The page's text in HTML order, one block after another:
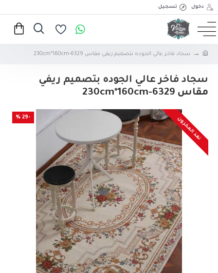
دخول تسجيل
سجاد فاخر عالي الجوده بتصميم ريفي مقاس 230cm*160cm-6329
سجاد فاخر عالي الجوده بتصميم ريفي
مقاس 230cm*160cm-6329
-29 % نفذ المخزون